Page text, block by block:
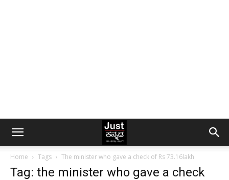
Home Tags The minister who gave a check of Rs 73.16lakh
Tag: the minister who gave a check